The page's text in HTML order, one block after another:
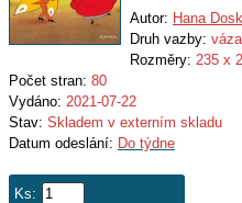
Autor: Hana
Druh vazby:
Rozměry: 235 x
Počet stran: 80
Vydáno: 2021-07-22
Stav: Skladem v externím skladu
Datum odeslání: Do týdne
Ks: